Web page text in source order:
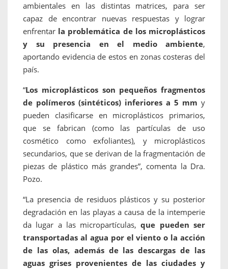
ambientales en las distintas matrices, para ser
capaz de encontrar nuevas respuestas y lograr
enfrentar la problemática de los microplásticos
y su presencia en el medio ambiente,
aportando evidencia de estos en zonas costeras del
país.
“Los microplásticos son pequeños fragmentos
de polímeros (sintéticos) inferiores a 5 mm y
pueden clasificarse en microplásticos primarios,
que se fabrican (como las partículas de uso
cosmético como exfoliantes), y microplásticos
secundarios, que se derivan de la fragmentación de
piezas de plástico más grandes”, comenta la Dra.
Pozo.
“La presencia de residuos plásticos y su posterior
degradación en las playas a causa de la intemperie
da lugar a las micropartículas,que pueden ser
transportadas al agua por el viento o la acción
de las olas, además de las descargas de las
aguas grises provenientes de las ciudades y